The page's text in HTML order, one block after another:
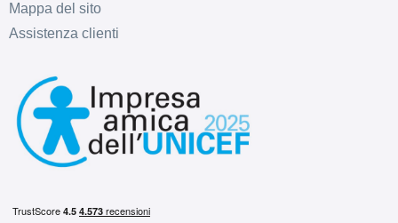
E
E
Mappa del sito
Assistenza clienti